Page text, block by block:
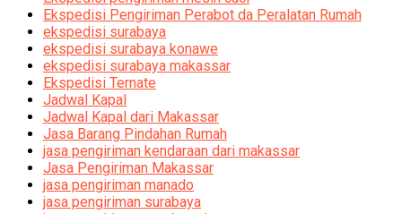
Ekspedisi Pengiriman Perabot da Peralatan Rumah
ekspedisi surabaya
ekspedisi surabaya konawe
ekspedisi surabaya makassar
Ekspedisi Ternate
Jadwal Kapal
Jadwal Kapal dari Makassar
Jasa Barang Pindahan Rumah
jasa pengiriman kendaraan dari makassar
Jasa Pengiriman Makassar
jasa pengiriman manado
jasa pengiriman surabaya